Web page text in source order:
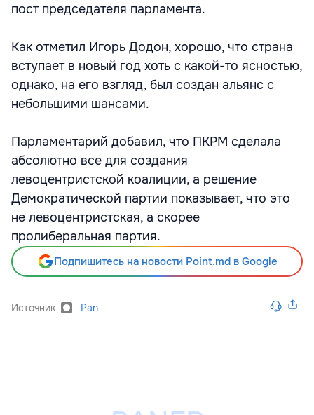
пост председателя парламента.
Как отметил Игорь Додон, хорошо, что страна
вступает в новый год хоть с какой-то ясностью,
однако, на его взгляд, был создан альянс с
небольшими шансами.
Парламентарий добавил, что ПКРМ сделала
абсолютно все для создания
левоцентристской коалиции, а решение
Демократической партии показывает, что это
не левоцентристская, а скорее
пролиберальная партия.
Подпишитесь на новости Point.md в Google
Источник Pan